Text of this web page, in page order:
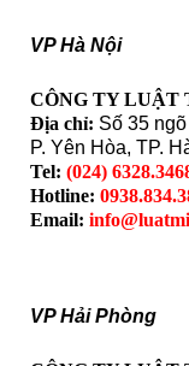
VP Hà Nội
CÔNG TY LUẬT
Địa chỉ: Số 35
P. Yên Hòa, TP.
Tel: (024)
Hotline:
Email:
VP Hải Phòng